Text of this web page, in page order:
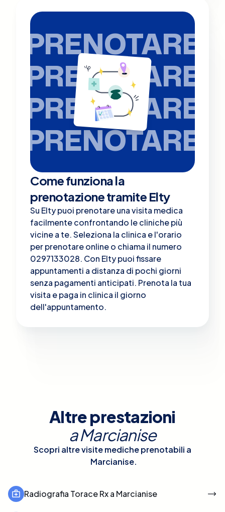
PRENOTARE
PRENOTARE
PRENOTARE
PRENOTARE
Come funziona la
prenotazione tramite Elty
Su Elty puoi prenotare una visita medica
facilmente confrontando le cliniche più
vicine a te. Seleziona la clinica e l'orario
per prenotare online o chiama il numero
0297133028. Con Elty puoi fissare
appuntamenti a distanza di pochi giorni
senza pagamenti anticipati. Prenota la tua
visita e paga in clinica il giorno
dell'appuntamento.
Altre prestazioni
aMarcianise
Scopri altre visite mediche prenotabili a
Marcianise.
Radiografia Torace Rx a Marcianise